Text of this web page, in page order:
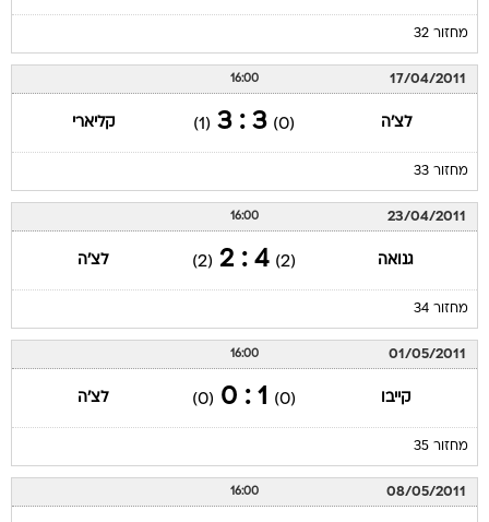
מחזור 32
17/04/2011
16:00
לצ'ה (0)
3 : 3
(1) קליארי
מחזור 33
23/04/2011
16:00
גנואה (2)
4 : 2
(2) לצ'ה
מחזור 34
01/05/2011
16:00
קייבו (0)
1 : 0
(0) לצ'ה
מחזור 35
08/05/2011
16:00